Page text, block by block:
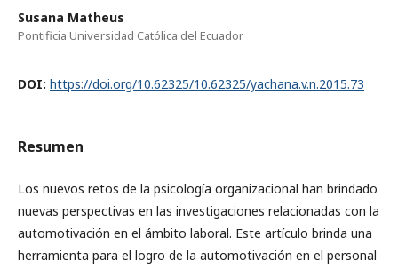
Susana Matheus
Pontificia Universidad Católica del Ecuador
DOI: https://doi.org/10.62325/10.62325/yachana.v.n.2015.73
Resumen
Los nuevos retos de la psicología organizacional han brindado
nuevas perspectivas en las investigaciones relacionadas con la
automotivación en el ámbito laboral. Este artículo brinda una
herramienta para el logro de la automotivación en el personal